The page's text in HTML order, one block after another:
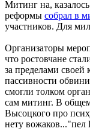
Митинг на,
реформы собрал в
участников. Для
Организаторы
что ростовчане
за пределами своей
пассивности
смогли толком
сам митинг. В
Высоцкого про
нету